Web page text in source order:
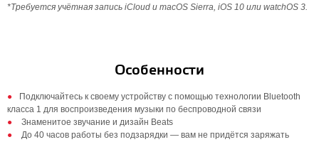
*Требуется учётная запись iCloud и macOS Sierra, iOS 10 или watchOS 3.
Особенности
Подключайтесь к своему устройству с помощью технологии Bluetooth
класса 1 для воспроизведения музыки по беспроводной связи
Знаменитое звучание и дизайн Beats
До 40 часов работы без подзарядки — вам не придётся заряжать